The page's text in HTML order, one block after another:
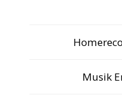
Musik